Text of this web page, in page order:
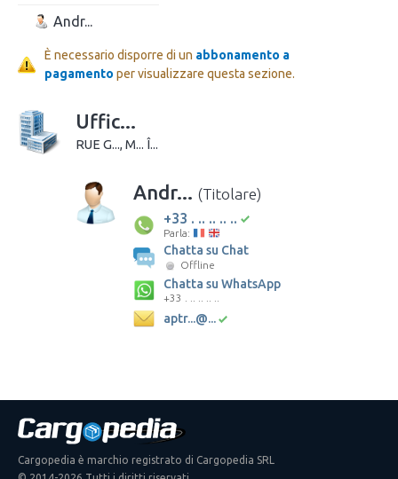
Andr...
È necessario disporre di un abbonamento a
pagamento per visualizzare questa sezione.
Uffic...
RUE G..., M... Î...
Andr... (Titolare)
+33 . .. .. .. ..
Parla:
Chatta su Chat
Offline
Chatta su WhatsApp
+33 . .. .. .. ..
aptr...@...
Cargopedia è marchio registrato di Cargopedia SRL